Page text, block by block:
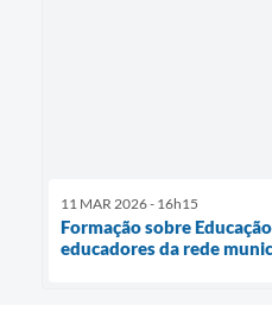
11 MAR 2026 - 16h15
Formação sobre
educadores da rede